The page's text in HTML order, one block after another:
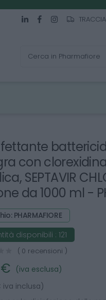
con
SEPTAVIR
da 1000 ml -
PHARMAFIORE
disponibili : 121
( 0 recensioni )
(iva esclusa)
iva inclusa)